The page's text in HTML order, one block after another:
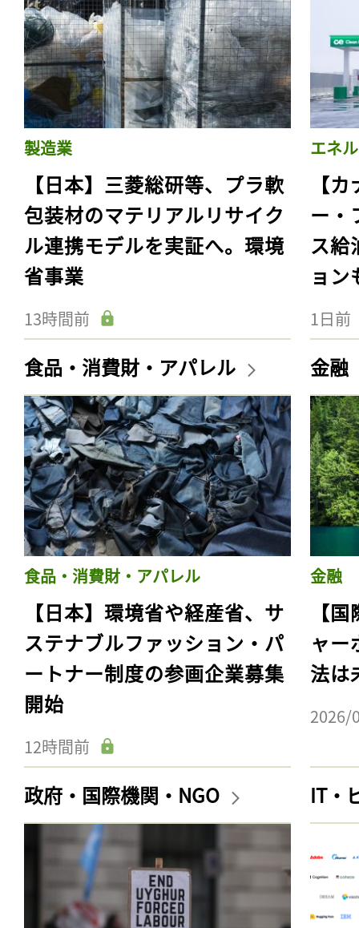
製造業
【日本】三菱総研等、プラ軟
包装材のマテリアルリサイク
ル連携モデルを実証へ。環境
省事業
13時間前
エネ
【
ー・
ス給
ョン
1日前
食品・消費財・アパレル
食品・消費財・アパレル
【日本】環境省や経産省、サ
ステナブルファッション・パ
ートナー制度の参画企業募集
開始
12時間前
金融
金融
【
ャー
法は
2026/
政府・国際機関・NGO IT・